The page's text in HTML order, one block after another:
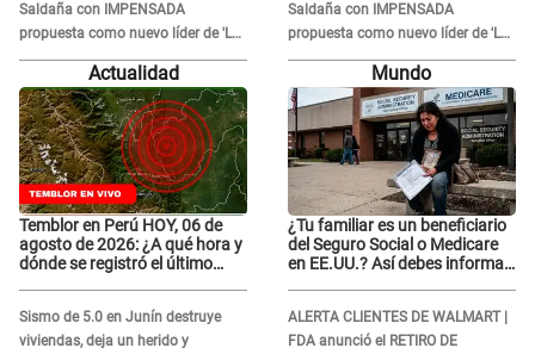
Saldaña con IMPENSADA
propuesta como nuevo líder de 'La
Bella Luz' tras denuncia: "Otro tipo
Saldaña con IMPENSADA
propuesta como nuevo líder de 'La
Bella Luz' tras denuncia: "Otro tipo
Actualidad
Temblor en Perú HOY, 06 de
agosto de 2026: ¿A qué hora y
dónde se registró el último
Sismo de 5.0 en Junín destruye
viviendas, deja un herido y
Mundo
¿Tu familiar es un beneficiario
del Seguro Social o Medicare
en EE.UU.? Así debes informar
ALERTA CLIENTES DE WALMART |
FDA anunció el RETIRO DE